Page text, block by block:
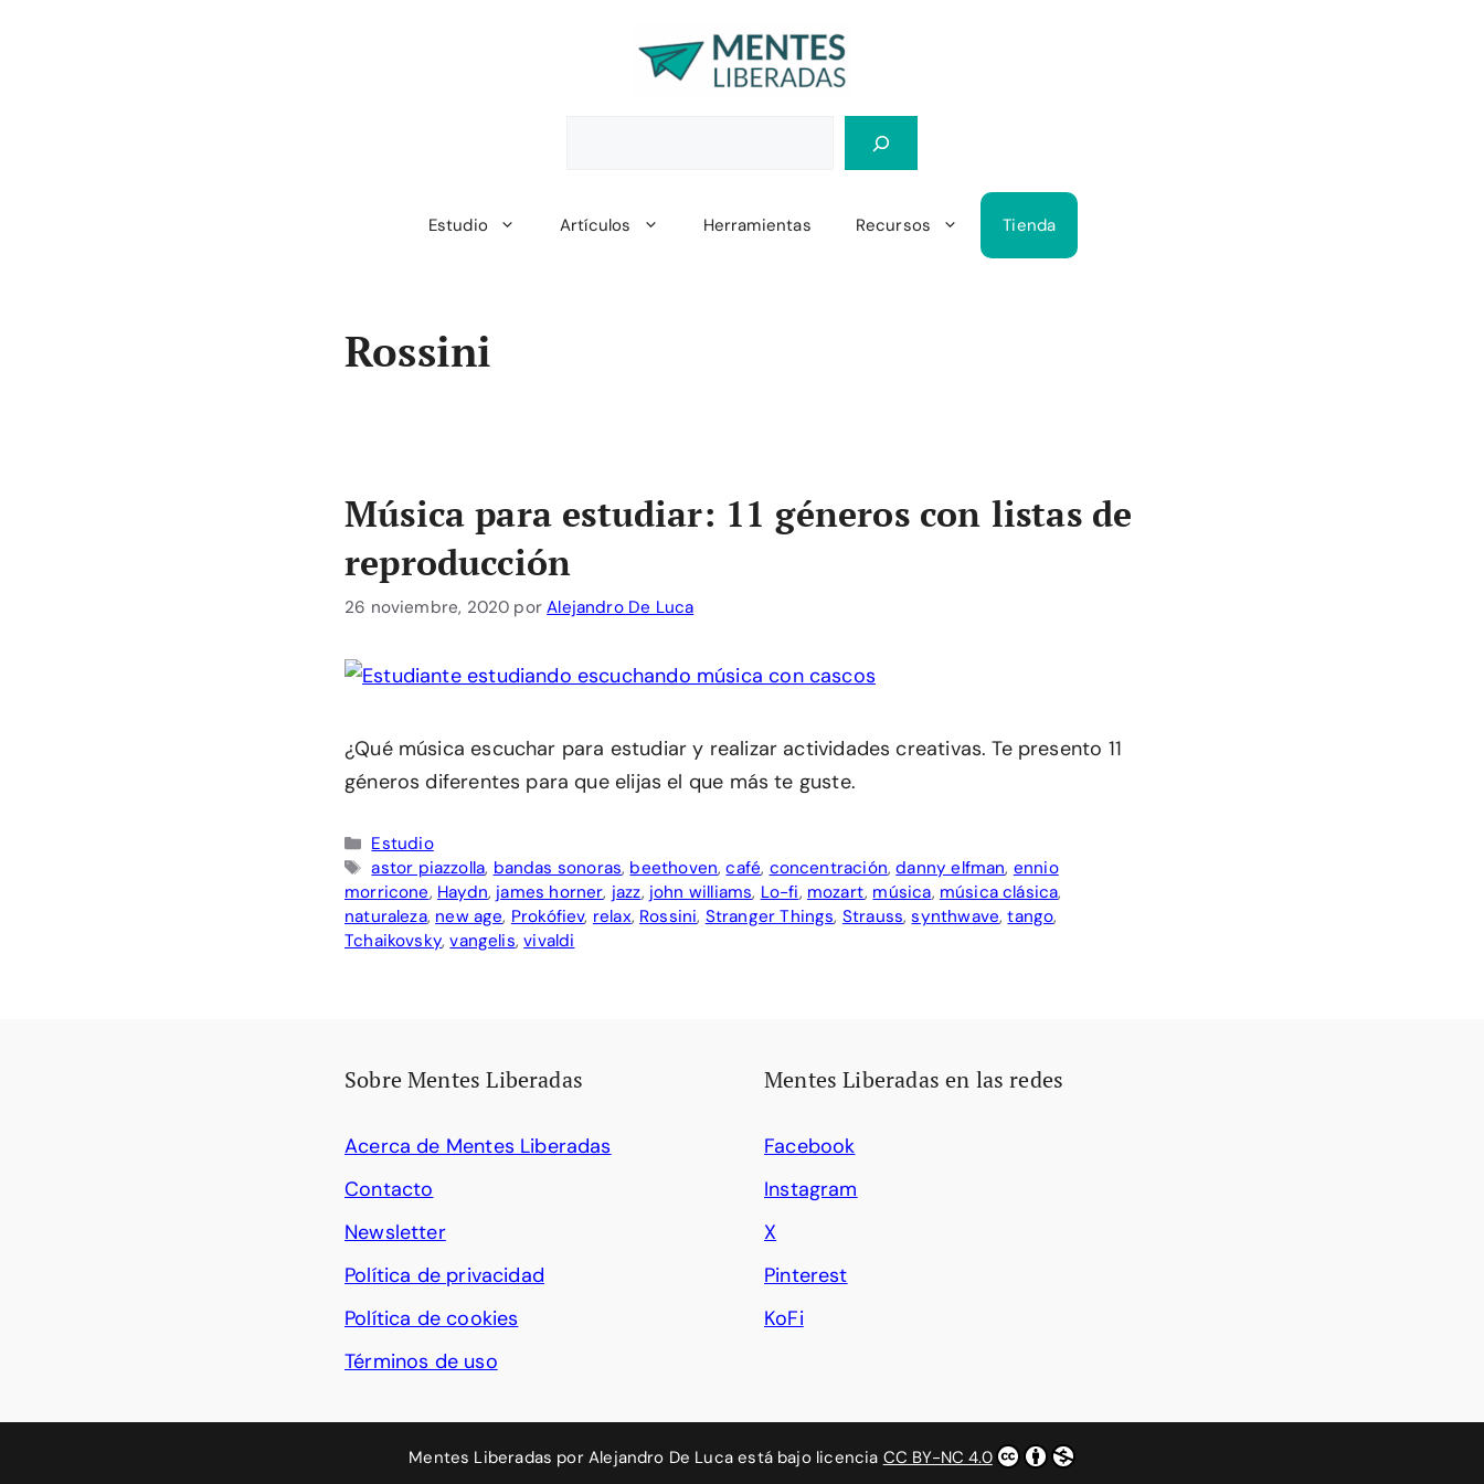
Estudio Artículos Herramientas Recursos Tienda
Rossini
Música para estudiar: 11 géneros con listas de
reproducción
26 noviembre, 2020 porAlejandro De Luca
¿Qué música escuchar para estudiar y realizar actividades creativas. Te presento 11
géneros diferentes para que elijas el que más te guste.
Categorías
Estudio
Etiquetas
astor piazzolla, bandas sonoras, beethoven,café, concentración,danny elfman, ennio
morricone, Haydn, james horner, jazz, john williams, Lo-fi, mozart, música, música clásica,
naturaleza, new age, Prokófiev, relax, Rossini, Stranger Things, Strauss,synthwave,tango,
Tchaikovsky,vangelis,vivaldi
Sobre Mentes Liberadas
Acerca de Mentes Liberadas
Contacto
Newsletter
Política de privacidad
Política de cookies
Términos de uso
Mentes Liberadas en las redes
Facebook
Instagram
X
Pinterest
KoFi
Mentes Liberadas por Alejandro De Luca está bajo licencia CC BY-NC 4.0